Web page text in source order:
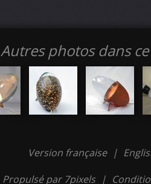
Autres photos dans
Version française |
Propulsé par 7pixels |